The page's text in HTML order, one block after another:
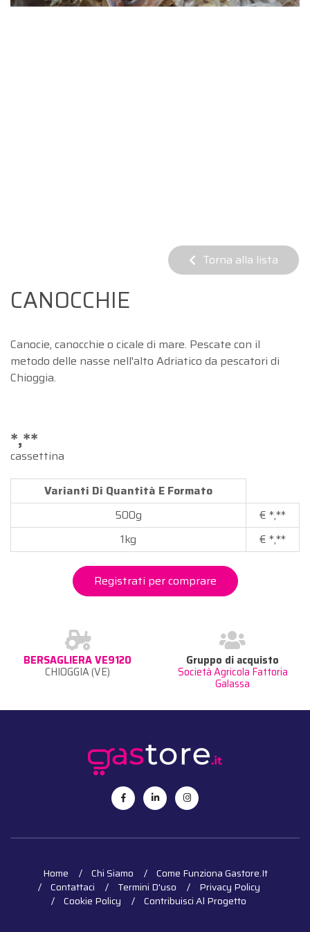
Torna alla lista
CANOCCHIE
Canocie, canocchie o cicale di mare. Pescate con il
metodo delle nasse nell'alto Adriatico da pescatori di
Chioggia.
*,**
cassettina
Varianti Di Quantità E Formato
500g
€ *,**
1kg
€ *,**
Registrati per comprare
BERSAGLIERA VE9120
CHIOGGIA (VE)
Gruppo di acquisto
Società Agricola Fattoria
Galassa
Home Chi Siamo
Come Funziona Gastore.it
Contattaci
Termini D'uso
Privacy Policy
Cookie Policy
Contribuisci Al Progetto